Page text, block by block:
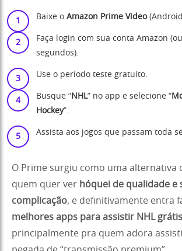
Baixe o Amazon Prime Video
Faça login com sua conta Amazon
segundos).
Use o período teste gratuito.
Busque “ NHL” no app e selecione “
Hockey”.
Assista aos jogos que passam toda
O Prime surgiu como uma alternativa
quem quer ver hóquei de qualidade e
complicação, e definitivamente entra
melhores apps para assistir NHL grátis
principalmente pra quem adora